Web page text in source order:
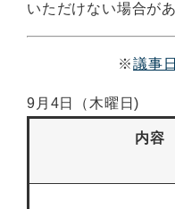
いただけない場合が
※議事
9月4日（木曜日)
内容